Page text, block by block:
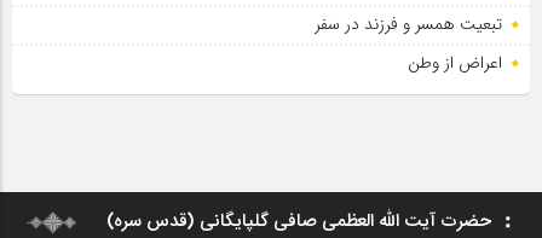
تبعیت همسر و فرزند در سفر
اعراض از وطن
حضرت آیت الله العظمی صافی گلپایگانی (قدس سره)